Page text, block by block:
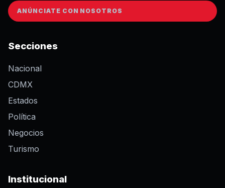
ANÚNCIATE CON NOSOTROS
Secciones
Nacional
CDMX
Estados
Política
Negocios
Turismo
Institucional